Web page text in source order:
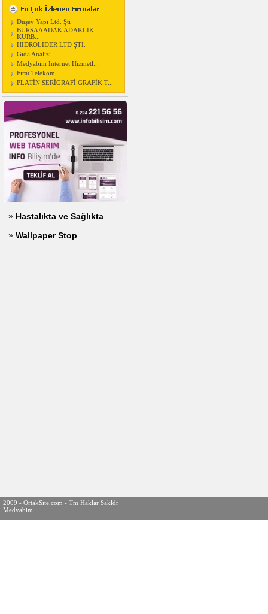
Düşey Yapı Ltd. Şti
BURSAAADAK ADAKLIK -
KURB...
HİDROLİDER LTD ŞTİ.
Gıda Analizi
Medyabim Internet Hizmetl...
Fırat Telekom
PLATİN SERİGRAFİ GRAFİK T...
» Hastalıkta ve Sağlıkta
» Wallpaper Stop
2009 - OrtakSite.com - Tm Haklar Sakldr
Medyabim